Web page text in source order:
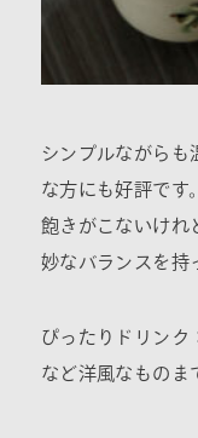
シンプルながらも
な方にも好評です。
飽きがこないけれ
妙なバランスを持
ぴったりドリンク
など洋風なものま